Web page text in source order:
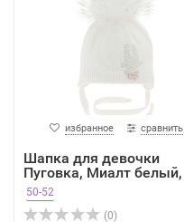
избранное сравнить
Шапка для девочки
Пуговка, Миалт белый,
зима
50-52
(0)